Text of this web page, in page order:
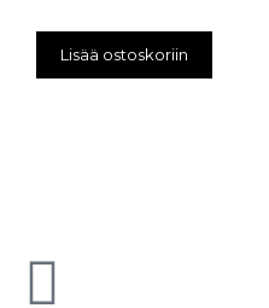
Lisää ostoskoriin